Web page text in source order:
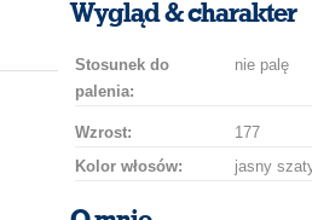
Wygląd & charakter
Stosunek do
palenia:
nie palę
Wzrost:
177
Kolor włosów:
jasny